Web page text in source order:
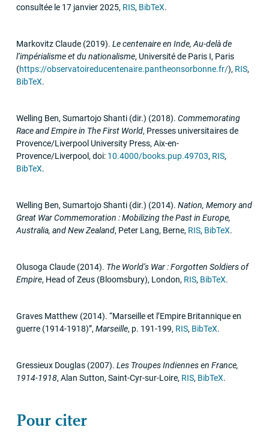
consultée le 17 janvier 2025, RIS, BibTeX.
Markovitz Claude (2019). Le centenaire en Inde, Au-delà de
l’impérialisme et du nationalisme, Université de Paris I, Paris
(https://observatoireducentenaire.pantheonsorbonne.fr/), RIS,
BibTeX.
Welling Ben, Sumartojo Shanti (dir.) (2018). Commemorating
Race and Empire in The First World, Presses universitaires de
Provence/Liverpool University Press, Aix-en-
Provence/Liverpool , doi: 10.4000/books.pup.49703, RIS,
BibTeX.
Welling Ben, Sumartojo Shanti (dir.) (2014). Nation, Memory and
Great War Commemoration : Mobilizing the Past in Europe,
Australia, and New Zealand, Peter Lang, Berne, RIS, BibTeX.
Olusoga Claude (2014). The World’s War : Forgotten Soldiers of
Empire, Head of Zeus (Bloomsbury), London, RIS, BibTeX.
Graves Matthew (2014). “Marseille et l’Empire Britannique en
guerre (1914-1918)”,Marseille, p. 191-199, RIS, BibTeX.
Gressieux Douglas (2007). Les Troupes Indiennes en France,
1914-1918,Alan Sutton,Saint-Cyr-sur-Loire, RIS, BibTeX.
Pour citer